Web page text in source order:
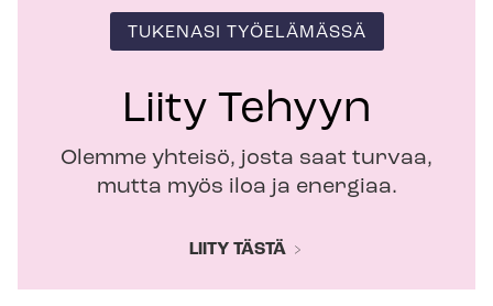
TUKENASI TYÖELÄMÄSSÄ
Liity Tehyyn
Olemme yhteisö, josta saat turvaa,
mutta myös iloa ja energiaa.
LIITY TÄSTÄ